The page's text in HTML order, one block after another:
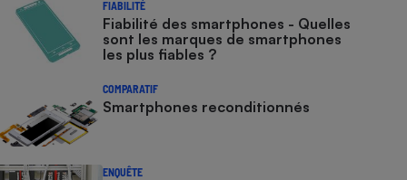
FIABILITÉ
Fiabilité des smartphones - Quelles
sont les marques de smartphones
les plus fiables ?
COMPARATIF
Smartphones reconditionnés
ENQUÊTE